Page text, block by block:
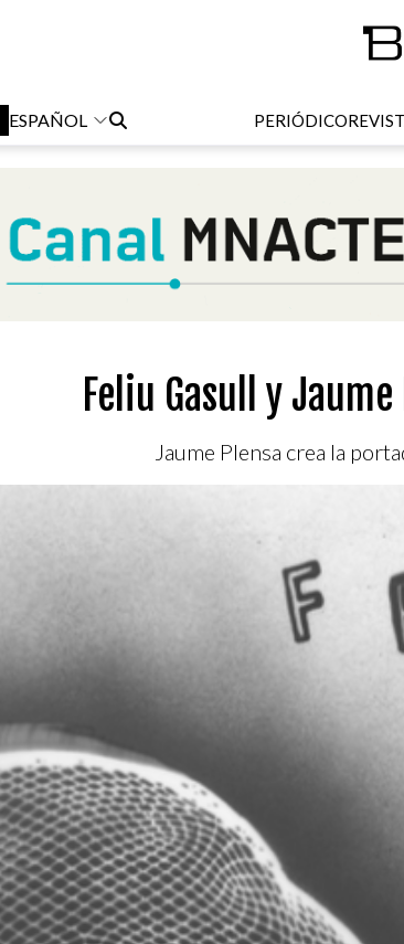
ESPAÑOL PERIÓDICO
Feliu Gasull y
Jaume Plensa crea la